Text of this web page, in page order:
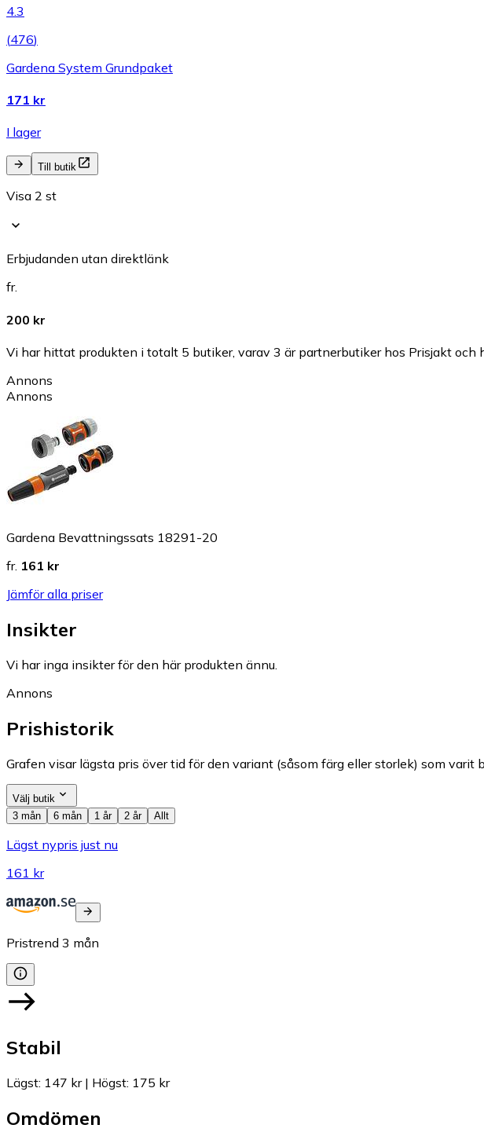
4.3
(476)
Gardena System Grundpaket
171 kr
I lager
Till butik
Visa 2 st
Erbjudanden utan direktlänk
fr.
200 kr
Vi har hittat produkten i totalt 5 butiker, varav 3 är partnerbutiker hos Prisjakt och
Annons
Annons
Gardena Bevattningssats 18291-20
fr. 161 kr
Jämför alla priser
Insikter
Vi har inga insikter för den här produkten ännu.
Annons
Prishistorik
Grafen visar lägsta pris över tid för den variant (såsom färg eller storlek) som
Välj butik
3 mån
6 mån 1 år 2 år Allt
Lägst nypris just nu
161 kr
Pristrend 3 mån
Stabil
Lägst: 147 kr| Högst: 175 kr
Omdömen